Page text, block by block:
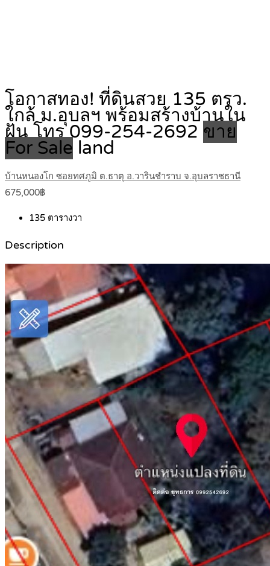
โอกาสทอง! ที่ดินสวย 135 ตรว.
ใกล้ ม.อุบลฯ พร้อมสร้างบ้านใน
ฝัน โทร 099-254-2692 ขาย
For Sale land
บ้านหนองโก ซอยทศภูมิ ต.ธาตุ อ.วารินชำราบ จ.อุบลราชธานี
675,000฿
135 ตารางวา
Description